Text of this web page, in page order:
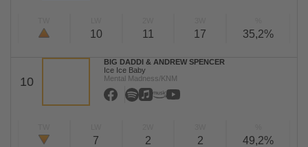
10 11 17 35,2%
10
BIG DADDI & ANDREW SPENCER
Ice Ice Baby
Mental Madness/KNM
7 2 2 49,2%